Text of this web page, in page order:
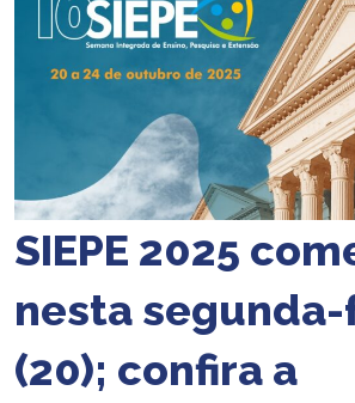
SIEPE 2025
nesta
(20); confira a